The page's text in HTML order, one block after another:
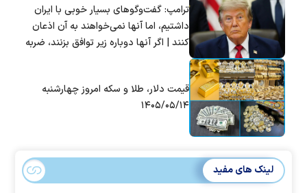
ترامپ: گفت‌و‌گو‌های بسیار خوبی با ایران
داشتیم، اما آنها نمی‌خواهند به آن اذعان
کنند | اگر آنها دوباره زیر توافق بزنند، ضربه
قیمت دلار، طلا و سکه امروز چهارشنبه
۱۴۰۵/۰۵/۱۴
لینک های مفید